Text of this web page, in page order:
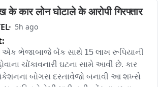
છતાં મનપા દ્વારા માત્ર આશ્વાસન
સમસ્યાનો કાયમી ઉકેલ હજુ સુધી આવ્યો
અનુસાર દૂષિત પાણીના કારણે બાળકો, વૃદ્ધો
ઉલ્ટી, ઝાડા સહિત પાણીજન્ય
રહ્યું છે. લોકો પીવાના પાણી માટે ખાનગી
के कार लोन घोटाले के आरोपी गिरफ्तार
5h ago
એક ભેજાબાજે બેંક સાથે 15 લાખ રૂપિયાની
ચોંકાવનારી ઘટના સામે આવી છે. કાર
બોગસ દસ્તાવેજો બનાવી આ શખ્સે